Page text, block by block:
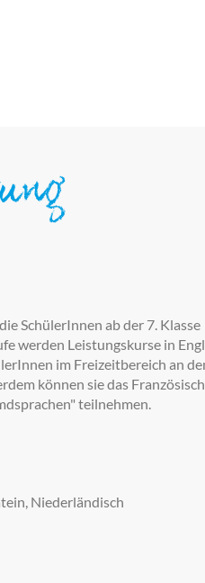
SchülerInnen ab der 7. Klasse
werden Leistungskurse in
im Freizeitbereich an
können sie das
teilnehmen.
Niederländisch